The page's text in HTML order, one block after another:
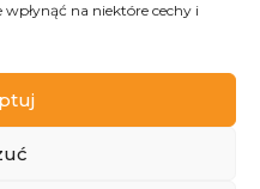
na niektóre cechy i